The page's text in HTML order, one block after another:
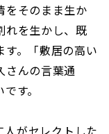
をそのまま生か
れを生かし、既
。「敷居の高い
さんの言葉通
す。
がセレクトした